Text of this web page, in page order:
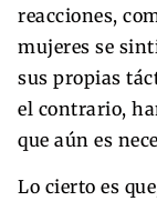
reacciones,
mujeres se
sus propias
el contrario,
que aún es
Lo cierto es